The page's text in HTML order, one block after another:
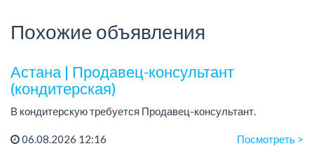
Похожие объявления
Астана | Продавец-консультант
(кондитерская)
В кондитерскую требуется Продавец-консультант.
Требование:
06.08.2026 12:16 Посмотреть >